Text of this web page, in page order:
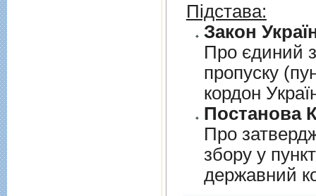
Підстава:
Закон
Про єдиний
пропуску
кордон
Постанова
Про
збору у
державний